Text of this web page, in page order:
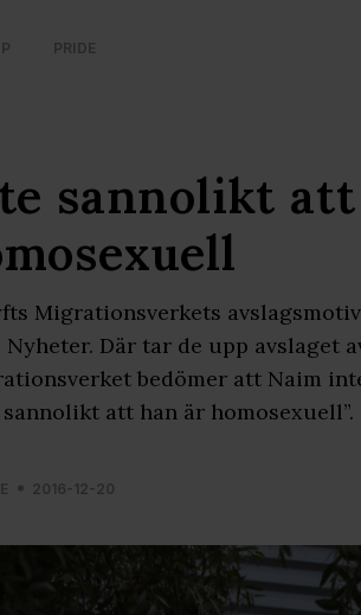
PRIDE
sannolikt
Migrationsverkets
Nyheter. Där tar de upp avslaget
bedömer att Naim
att han är homosexuell”.
2016-12-20